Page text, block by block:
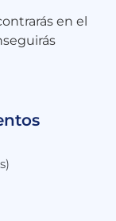
en el